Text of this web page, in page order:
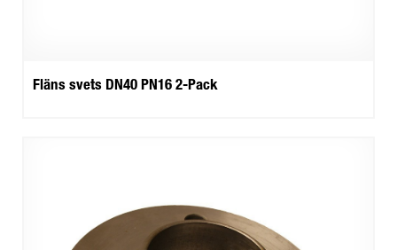
Fläns svets DN40 PN16 2-Pack